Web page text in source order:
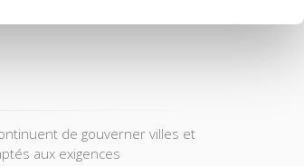
de gouverner villes et
aux exigences